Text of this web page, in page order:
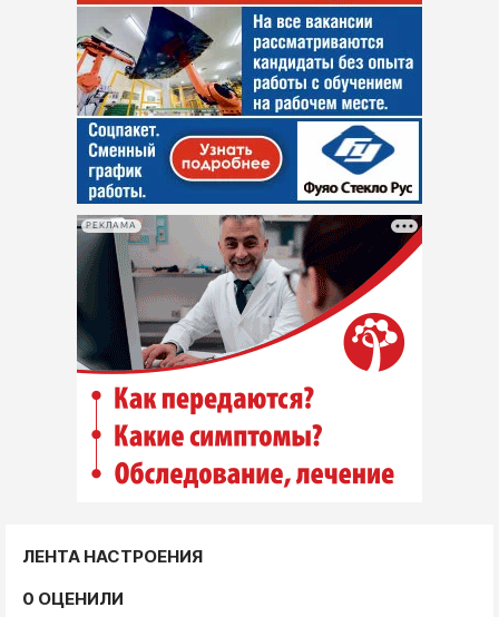
РЕКЛАМА
ЛЕНТА НАСТРОЕНИЯ
0 ОЦЕНИЛИ